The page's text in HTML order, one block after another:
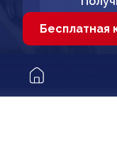
Бесплатная